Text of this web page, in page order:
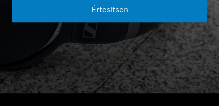
Hallás kategóriák szerint
Értesítsen